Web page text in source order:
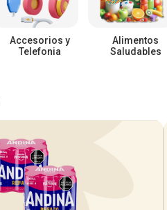
Accesorios y
Telefonia
Alimentos
Saludables